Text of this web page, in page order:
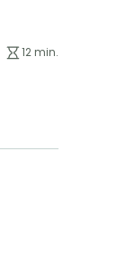
12 min.